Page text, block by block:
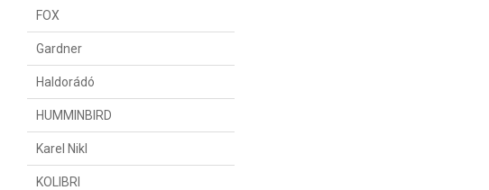
FOX
Gardner
Haldorádó
HUMMINBIRD
Karel Nikl
KOLIBRI